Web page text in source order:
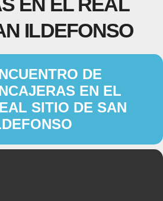
ILDEFONSO
DE
EN EL
SITIO DE SAN